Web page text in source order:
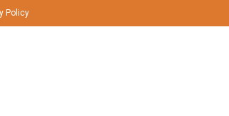
Policy